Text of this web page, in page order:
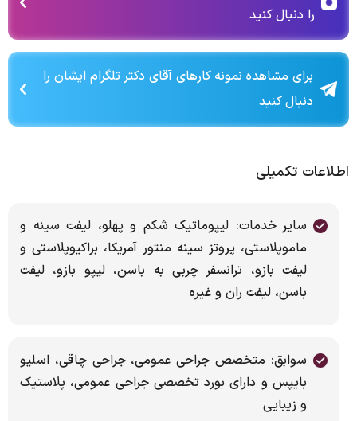
را دنبال کنید
برای مشاهده نمونه کارهای آقای دکتر تلگرام ایشان را
دنبال کنید
اطلاعات تکمیلی
سایر خدمات: لیپوماتیک شکم و پهلو، لیفت سینه و
ماموپلاستی، پروتز سینه منتور آمریکا، براکیوپلاستی و
لیفت بازو، ترانسفر چربی به باسن، لیپو بازو، لیفت
باسن، لیفت ران و غیره
سوابق: متخصص جراحی عمومی، جراحی چاقی، اسلیو
بایپس و دارای بورد تخصصی جراحی عمومی، پلاستیک
و زیبایی